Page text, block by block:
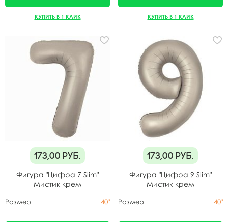
КУПИТЬ В 1 КЛИК КУПИТЬ В 1 КЛИК
173,00 руб.
Фигура "Цифра 7 Slim"
Мистик крем
Размер 40"
173,00 руб.
Фигура "Цифра 9 Slim"
Мистик крем
Размер 40"